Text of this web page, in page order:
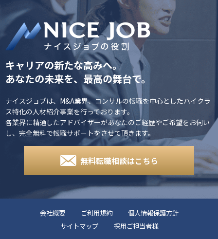
キャリアの新たな高みへ。
あなたの未来を、最高の舞台で。
ナイスジョブは、M&A業界、コンサルの転職を中心としたハイクラ
ス特化の人材紹介事業を行っております。
各業界に精通したアドバイザーがあなたのご経歴やご希望をお伺い
し、完全無料で転職サポートをさせて頂きます。
無料転職相談はこちら
会社概要 ご利用規約
個人情報保護方針
サイトマップ
採用ご担当者様